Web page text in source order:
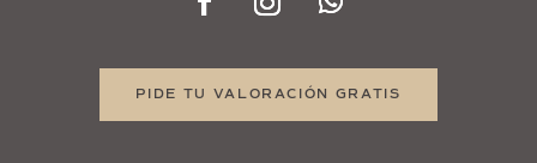
PIDE TU VALORACIÓN GRATIS